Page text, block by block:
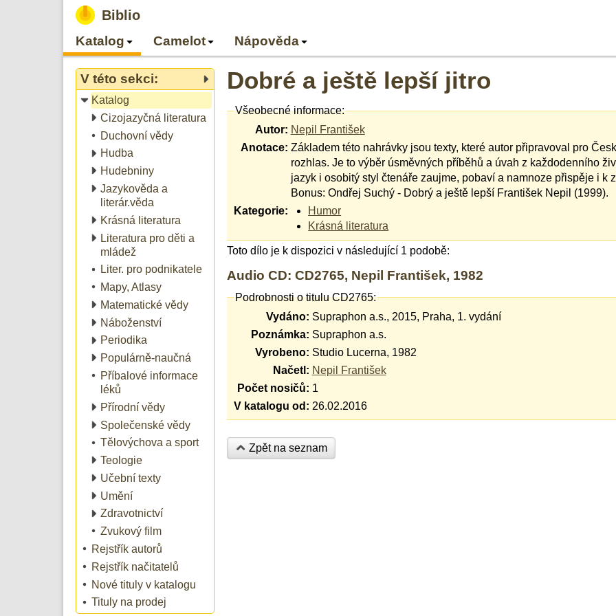
Biblio
Katalog Camelot Nápověda
V této sekci:
Katalog
Cizojazyčná literatura
Duchovní vědy
Hudba
Hudebniny
Jazykověda a
literár.věda
Krásná literatura
Literatura pro děti a
mládež
Liter. pro podnikatele
Mapy, Atlasy
Matematické vědy
Náboženství
Periodika
Populárně-naučná
Příbalové informace
léků
Přírodní vědy
Společenské vědy
Tělovýchova a sport
Teologie
Učební texty
Umění
Zdravotnictví
Zvukový film
Rejstřík autorů
Rejstřík načitatelů
Nové tituly v katalogu
Tituly na prodej
Dobré a ještě lepší jitro
Všeobecné informace:
Autor: Nepil František
Anotace: Základem této nahrávky jsou texty, které autor připravoval pro
rozhlas. Je to výběr úsměvných příběhů a úvah z každodenního
jazyk i osobitý styl čtenáře zaujme, pobaví a namnoze přispěje i k
Bonus: Ondřej Suchý - Dobrý a ještě lepší František Nepil (1999).
Kategorie:
Humor
Krásná literatura
Toto dílo je k dispozici v následující 1 podobě:
Audio CD: CD2765, Nepil František, 1982
Podrobnosti o titulu CD2765:
Vydáno: Supraphon a.s., 2015, Praha, 1. vydání
Poznámka: Supraphon a.s.
Vyrobeno: Studio Lucerna, 1982
Načetl: Nepil František
Počet nosičů: 1
V katalogu od: 26.02.2016
Zpět na seznam